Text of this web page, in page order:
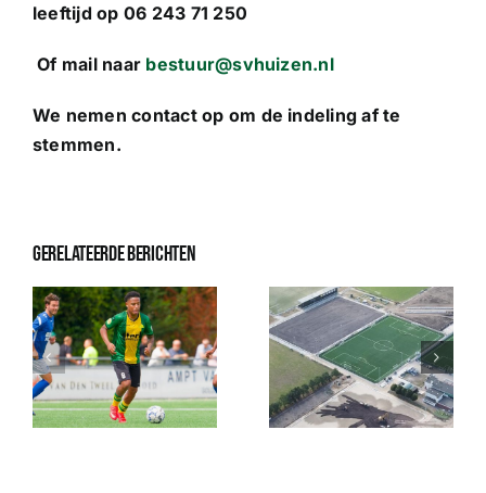
leeftijd op 06 243 71 250
Of mail naar bestuur@svhuizen.nl
We nemen contact op om de indeling af te
stemmen.
Gerelateerde berichten